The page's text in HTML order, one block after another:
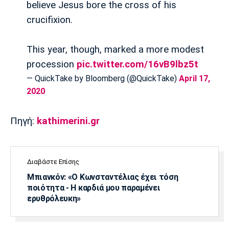
believe Jesus bore the cross of his
crucifixion.
This year, though, marked a more modest
procession pic.twitter.com/16vB9lbz5t
— QuickTake by Bloomberg (@QuickTake) April 17,
2020
Πηγή: kathimerini.gr
Διαβάστε Επίσης
Μπιανκόν: «Ο Κωνσταντέλιας έχει τόση
ποιότητα - Η καρδιά μου παραμένει
ερυθρόλευκη»